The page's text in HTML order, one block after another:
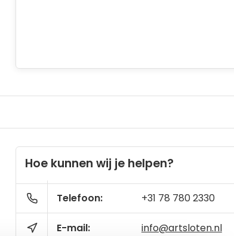
Hoe kunnen wij je helpen?
Telefoon: +31 78 780 2330
E-mail: info@artsloten.nl